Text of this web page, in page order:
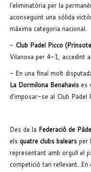
l'eliminatòria per la
aconseguint una sòlida
màxima categoria nacional.
- Club Padel Picco
Vilanova per 4-1, accedint
- En una final molt
La Dormilona Benahavis es
d'imposar-se al Club Padel
Des de la Federació de
els quatre clubs balears per
representant amb orgull el
competició tan rellevant.